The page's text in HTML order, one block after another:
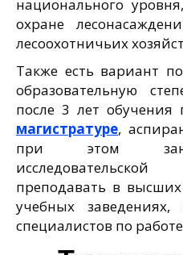
национального
охране
лесоохотничьих
Также есть вариант
образовательную
после 3 лет обучения
магистратуре,
при этом
преподавать в
учебных заведениях,
специалистов по